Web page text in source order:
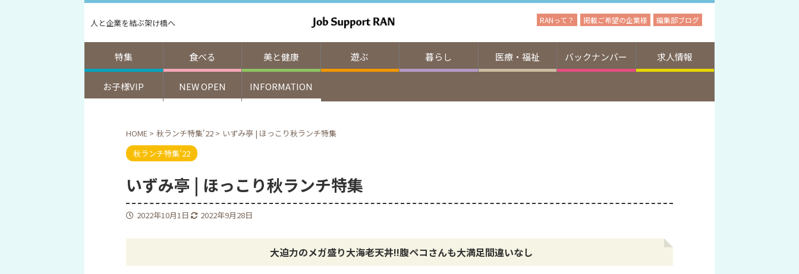
人と企業を結ぶ架け橋へ RANって？ 掲載ご希望の企業様 編集部ブログ
特集 食べる 美と健康 遊ぶ 暮らし 医療・福祉 バックナンバー 求人情報
お子様VIP NEW OPEN INFORMATION
HOME > 秋ランチ特集'22 > いずみ亭 | ほっこり秋ランチ特集
秋ランチ特集'22
いずみ亭 | ほっこり秋ランチ特集
2022年10月1日 2022年9月28日
大迫力のメガ盛り大海老天丼!!腹ペコさんも大満足間違いなし